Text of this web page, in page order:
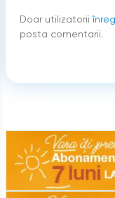
Doar utilizatorii
posta comentarii.